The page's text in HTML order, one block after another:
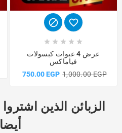
 
    
عرض 4 عبوات كبسولات
فياماكس
750.00 EGP 1,000.00 EGP
الزبائن الذين